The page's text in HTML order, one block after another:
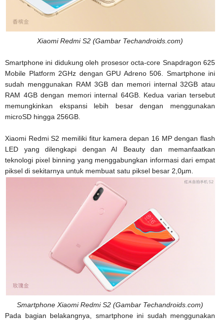
Xiaomi Redmi S2 (Gambar Techandroids.com)
Smartphone ini didukung oleh prosesor octa-core Snapdragon 625
Mobile Platform 2GHz dengan GPU Adreno 506. Smartphone ini
sudah menggunakan RAM 3GB dan memori internal 32GB atau
RAM 4GB dengan memori internal 64GB. Kedua varian tersebut
memungkinkan ekspansi lebih besar dengan menggunakan
microSD hingga 256GB.
Xiaomi Redmi S2 memiliki fitur kamera depan 16 MP dengan flash
LED yang dilengkapi dengan AI Beauty dan memanfaatkan
teknologi pixel binning yang menggabungkan informasi dari empat
piksel di sekitarnya untuk membuat satu piksel besar 2,0µm.
Smartphone Xiaomi Redmi S2 (Gambar Techandroids.com)
Pada bagian belakangnya, smartphone ini sudah menggunakan